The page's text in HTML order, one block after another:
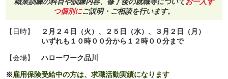
つ個別にご説明・ご相談を行います。
【日時】 ２ 月２４日（火）、２５日（水）、３月２日（月）
いずれも１０時００分から１２時００分まで
【会場】ハローワーク品川
※雇用保険受給中の方は、求職活動実績になります